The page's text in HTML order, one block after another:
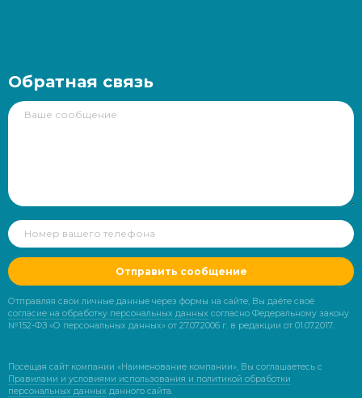
Обратная связь
Отправить сообщение
Отправляя свои личные данные через формы на сайте, Вы даёте своё
согласие на обработку персональных данных согласно Федеральному закону
№152-ФЗ «О персональных данных» от 27.07.2006 г. в редакции от 01.07.2017.
Посещая сайт компании «Наименование компании», Вы соглашаетесь с
Правилами и условиями использования и политикой обработки
персональных данных данного сайта.